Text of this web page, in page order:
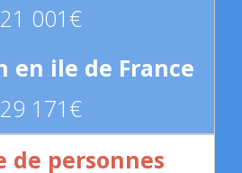
21 001€
29 171€